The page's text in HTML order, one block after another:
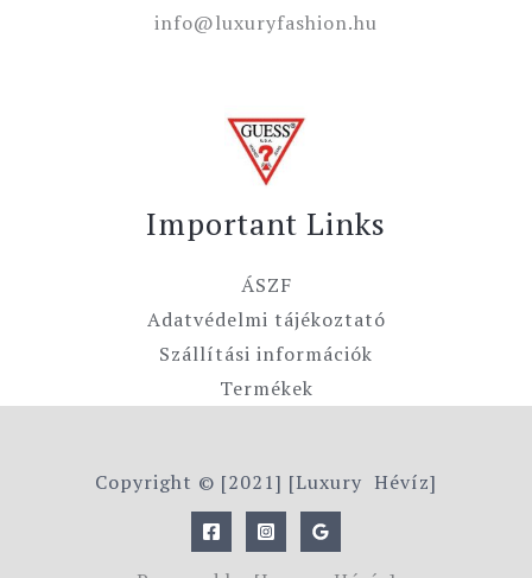
info@luxuryfashion.hu
Important Links
ÁSZF
Adatvédelmi tájékoztató
Szállítási információk
Termékek
Copyright © [2021] [Luxury Hévíz]